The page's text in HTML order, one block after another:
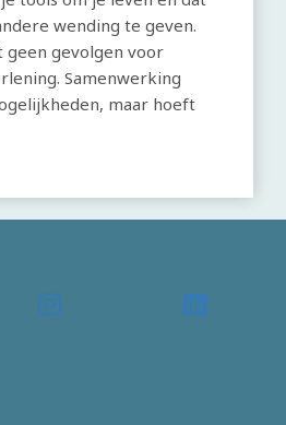
wending te geven.
geen gevolgen voor
Samenwerking
maar hoeft